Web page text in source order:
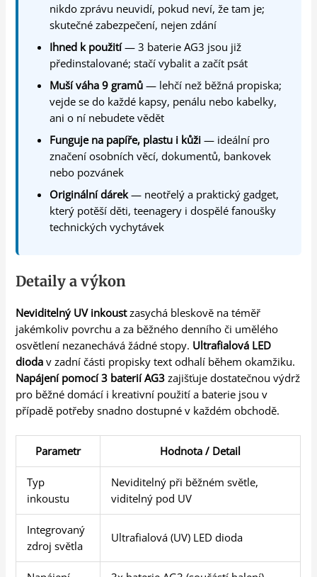
nikdo zprávu neuvidí, pokud neví, že tam je;
skutečné zabezpečení, nejen zdání
Ihned k použití— 3 baterie AG3 jsou již
předinstalované; stačí vybalit a začít psát
Muší váha 9 gramů — lehčí než běžná propiska;
vejde se do každé kapsy, penálu nebo kabelky,
ani o ní nebudete vědět
Funguje na papíře, plastu i kůži — ideální pro
značení osobních věcí, dokumentů, bankovek
nebo pozvánek
Originální dárek— neotřelý a praktický gadget,
který potěší děti, teenagery i dospělé fanoušky
technických vychytávek
Detaily a výkon
Neviditelný UV inkoustzasychá bleskově na téměř
jakémkoliv povrchu a za běžného denního či umělého
osvětlení nezanechává žádné stopy. Ultrafialová LED
dioda v zadní části propisky text odhalí během okamžiku.
Napájení pomocí 3 baterií AG3 zajišťuje dostatečnou výdrž
pro běžné domácí i kreativní použití a baterie jsou v
případě potřeby snadno dostupné v každém obchodě.
Parametr Hodnota / Detail
Typ
inkoustu
Neviditelný při běžném světle,
viditelný pod UV
Integrovaný
zdroj světla
Ultrafialová (UV) LED dioda